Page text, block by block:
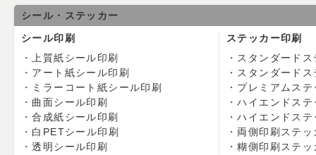
シール・ステッカー
シール印刷
上質紙シール印刷
アート紙シール印刷
ミラーコート紙シール印刷
曲面シール印刷
合成紙シール印刷
白PETシール印刷
透明シール印刷
ステッカー印刷
スタンダード
スタンダード
プレミアムステ
ハイエンドステ
ハイエンドス
両側印刷ステッ
糊側印刷ステッ